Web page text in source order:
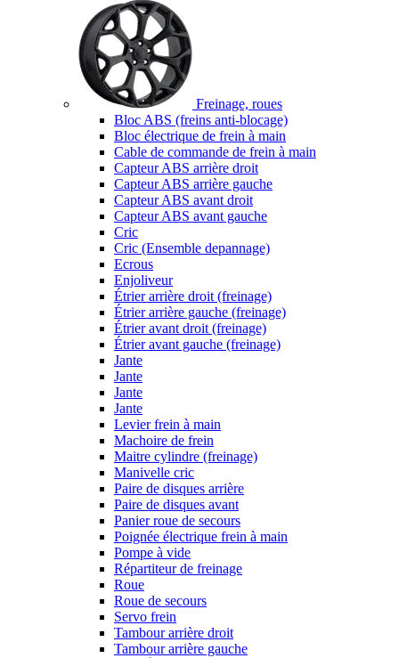
Freinage, roues
Bloc ABS (freins anti-blocage)
Bloc électrique de frein à main
Cable de commande de frein à main
Capteur ABS arrière droit
Capteur ABS arrière gauche
Capteur ABS avant droit
Capteur ABS avant gauche
Cric
Cric (Ensemble depannage)
Ecrous
Enjoliveur
Étrier arrière droit (freinage)
Étrier arrière gauche (freinage)
Étrier avant droit (freinage)
Étrier avant gauche (freinage)
Jante
Jante
Jante
Jante
Levier frein à main
Machoire de frein
Maitre cylindre (freinage)
Manivelle cric
Paire de disques arrière
Paire de disques avant
Panier roue de secours
Poignée électrique frein à main
Pompe à vide
Répartiteur de freinage
Roue
Roue de secours
Servo frein
Tambour arrière droit
Tambour arrière gauche